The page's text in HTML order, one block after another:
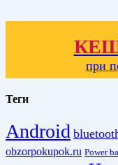
при
Теги
Android
obzorpokupok.ru Power